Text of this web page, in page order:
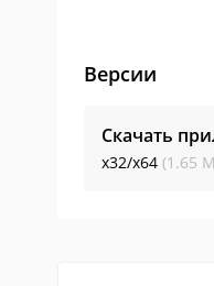
Версии
Скачать
x32/x64 (1.65